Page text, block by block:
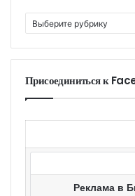
а
т
г
и
Присоединиться к
Реклама в